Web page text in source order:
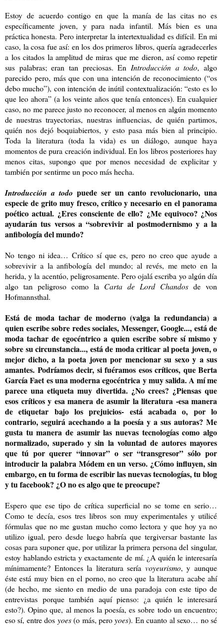
Estoy de acuerdo contigo en que la manía de las citas no es
específicamente joven, y para nada infantil. Más bien es una
práctica honesta. Pero interpretar la intertextualidad es difícil. En mi
caso, la cosa fue así: en los dos primeros libros, quería agradecerles
a los citados la amplitud de miras que me dieron, así como repetir
sus palabras; eran tan preciosas. En Introducción a todo, algo
parecido pero, más que con una intención de reconocimiento (“os
debo mucho”), con intención de inútil contextualización: “esto es lo
que leo ahora” (a los veinte años que tenía entonces). En cualquier
caso, no me parece justo no reconocer, al menos en algún momento
de nuestras trayectorias, nuestras influencias, de quién partimos,
quién nos dejó boquiabiertos, y esto pasa más bien al principio.
Toda la literatura (toda la vida) es un diálogo, aunque haya
momentos de pura creación individual. En los libros posteriores hay
menos citas, supongo que por menos necesidad de explicitar y
también por sentirme un poco más hecha.
Introducción a todo puede ser un canto revolucionario, una
especie de grito muy fresco, crítico y necesario en el panorama
poético actual. ¿Eres consciente de ello? ¿Me equivoco? ¿Nos
ayudarán tus versos a “sobrevivir al postmodernismo y a la
anfibología del mundo?
No tengo ni idea… Crítico sí que es, pero no creo que ayude a
sobrevivir a la anfibología del mundo; al revés, me meto en la
herida, y la acentúo, peligrosamente. Pero ojalá escriba yo algún día
algo tan peligroso como la Carta de Lord Chandos de von
Hofmannsthal.
Está de moda tachar de moderno (valga la redundancia) a
quien escribe sobre redes sociales, Messenger, Google..., está de
moda tachar de egocéntrico a quien escribe sobre sí mismo y
sobre su circunstancia..., está de moda criticar al poeta joven, o
mejor dicho, a la poeta joven por mencionar su sexo y a sus
amantes. Podríamos decir, si fuéramos esos críticos, que Berta
García Faet es una moderna egocéntrica y muy salida. A mí me
parece una etiqueta muy divertida. ¿No crees? ¿Piensas que
esos críticos y esa manera de asumir la literatura -esa manera
de etiquetar bajo los prejuicios- está acabada o, por lo
contrario, seguirá acechando a la poesía y a sus autoras? Me
gusta tu manera de asumir las nuevas tecnologías como algo
normalizado, superado y sin la voluntad de autores mayores
que tú por querer “innovar” o ser “transgresor” sólo por
introducir la palabra Módem en un verso. ¿Cómo influyen, sin
embargo, en tu forma de escribir las nuevas tecnologías, tu blog
y tu facebook? ¿O no es algo que te preocupe?
Espero que ese tipo de crítica superficial no se tome en serio…
Como te decía, esos tres libros son muy experimentales y utilicé
fórmulas que no me gustan mucho como lectora y que hoy ya no
utilizo igual, pero desde luego habría que tergiversar bastante las
cosas para suponer que, por utilizar la primera persona del singular,
estoy hablando estricta y exactamente de mí. ¿A quién le interesaría
mínimamente? Entonces la literatura sería voyeurismo, y aunque
éste está muy bien en el porno, no creo que la literatura acabe ahí
(de hecho, me siento en medio de una paradoja con este tipo de
entrevistas porque también aquí pienso: ¿a quién le interesará
esto?). Opino que, al menos la poesía, es sobre todo un encuentro;
eso sí, entre dos yoes(o más, peroyoes). En cuanto al sexo… no sé